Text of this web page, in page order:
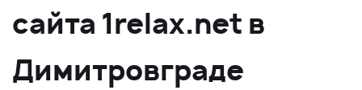
сайта 1relax.net в
Димитровграде